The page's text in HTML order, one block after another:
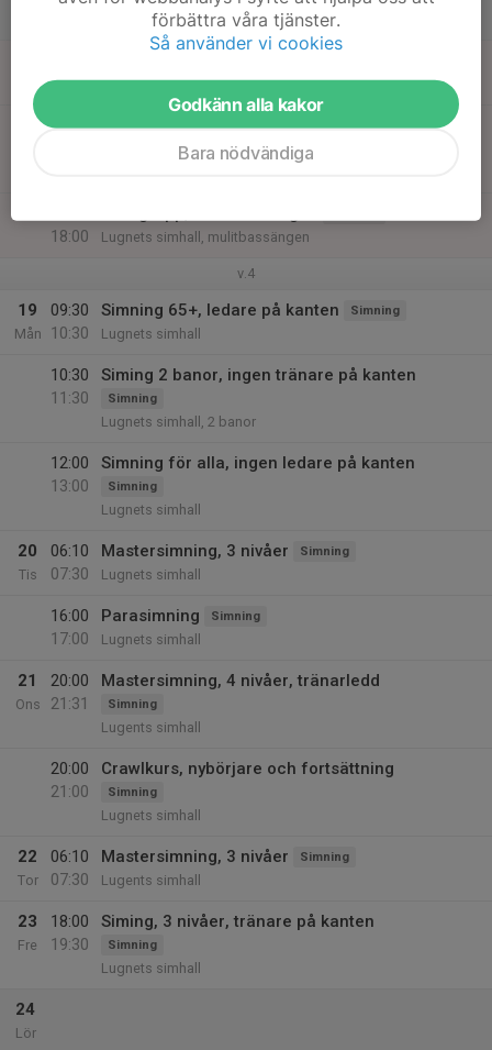
Sön
09:00
Lugents simhall
17:00
Ungdomssimning, tränare på kanten
18:00
Lugnets simhall, mulitbassängen
v.4
19
Mån
09:30
10:30
Simning 65+, ledare på kanten Simning
Lugnets simhall
10:30
11:30
Siming 2 banor, ingen tränare på kanten
Simning
Lugnets simhall, 2 banor
12:00
13:00
Simning för alla, ingen ledare på kanten
Simning
Lugnets simhall
20
Tis
06:10
07:30
Mastersimning, 3 nivåer Simning
Lugnets simhall
16:00
17:00
Parasimning Simning
Lugnets simhall
21
Ons
20:00
21:31
Mastersimning, 4 nivåer, tränarledd
Simning
Lugents simhall
20:00
21:00
Crawlkurs, nybörjare och fortsättning
Simning
Lugnets simhall
22
Tor
06:10
07:30
Mastersimning, 3 nivåer Simning
Lugents simhall
23
Fre
18:00
19:30
Siming, 3 nivåer, tränare på kanten
Simning
Lugnets simhall
24
Lör
förbättra våra tjänster.
Så använder vi cookies
Godkänn alla kakor
Bara nödvändiga